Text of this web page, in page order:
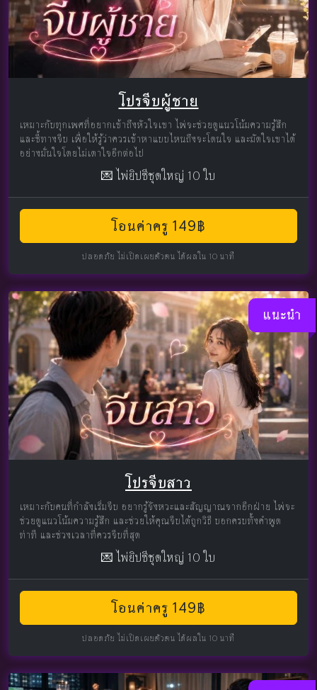
โปรจีบผู้ชาย
เหมาะกับทุกเพศที่อยากเข้าถึงหัวใจเขา ไพ่จะช่วยดูแนวโน้มความรู้สึก
และชี้ทางจีบ เพื่อให้รู้ว่าควรเข้าหาแบบไหนถึงจะโดนใจ และมัดใจเขาได้
อย่างมั่นใจโดยไม่เดาใจอีกต่อไป
💌 ไพ่ยิปซีชุดใหญ่ 10 ใบ
โอนค่าครู 149฿
ปลอดภัย ไม่เปิดเผยตัวตน ได้ผลใน 10 นาที
แนะนำ
โปรจีบสาว
เหมาะกับคนที่กำลังเริ่มจีบ อยากรู้จังหวะและสัญญาณจากอีกฝ่าย ไพ่จะ
ช่วยดูแนวโน้มความรู้สึก และช่วยให้คุณจีบได้ถูกวิธี บอกครบทั้งคำพูด
ท่าที และช่วงเวลาที่ควรจีบที่สุด
💌 ไพ่ยิปซีชุดใหญ่ 10 ใบ
โอนค่าครู 149฿
ปลอดภัย ไม่เปิดเผยตัวตน ได้ผลใน 10 นาที